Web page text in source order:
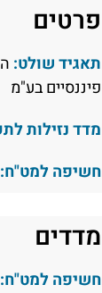
פרטים
תאגיד שולט:
פיננסיים בע"מ
מדד נזילות
חשיפה למט"ח:
מדדים
חשיפה למט"ח: